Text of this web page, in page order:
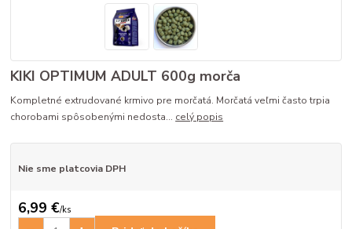
KIKI OPTIMUM ADULT 600g morča
Kompletné extrudované krmivo pre morčatá. Morčatá veľmi často trpia
chorobami spôsobenými nedosta... celý popis
Nie sme platcovia DPH
6,99 €/ks